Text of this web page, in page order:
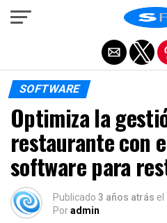
SOFTWARE
Optimiza la
restaurante con
software para
Publicado 3 años atrás el
Poradmin
Salir de la